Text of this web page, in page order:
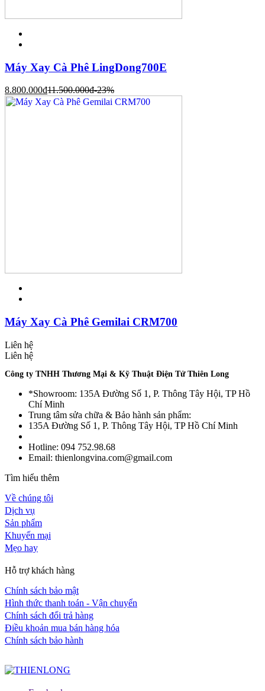
Máy Xay Cà Phê LingDong700E
8.800.000đ11.500.000đ-23%
Máy Xay Cà Phê Gemilai CRM700
Liên hệ
Liên hệ
Công ty TNHH Thương Mại & Kỹ Thuật Điện Tử Thiên Long
*Showroom: 135A Đường Số 1, P. Thông Tây Hội, TP Hồ
Chí Minh
Trung tâm sửa chữa & Bảo hành sản phẩm:
135A Đường Số 1, P. Thông Tây Hội, TP Hồ Chí Minh
Hotline: 094 752.98.68
Email: thienlongvina.com@gmail.com
Tìm hiểu thêm
Về chúng tôi
Dịch vụ
Sản phẩm
Khuyến mại
Mẹo hay
Hỗ trợ khách hàng
Chính sách bảo mật
Hình thức thanh toán - Vận chuyển
Chính sách đổi trả hàng
Điều khoản mua bán hàng hóa
Chính sách bảo hành